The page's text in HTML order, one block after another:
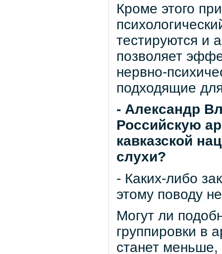
Кроме этого
тестируются и
позволяет
нервно-
подходящие
- Александр
Российскую
кавказской
слухи?
- Каких-либо
этому поводу
Могут ли
группировки в
станет